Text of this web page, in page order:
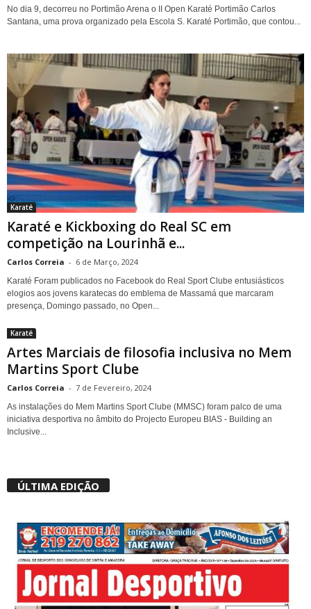
No dia 9, decorreu no Portimão Arena o II Open Karaté Portimão Carlos
Santana, uma prova organizado pela Escola S. Karaté Portimão, que contou...
Karaté
Karaté e Kickboxing do Real SC em
competição na Lourinhã e...
Carlos Correia - 6 de Março, 2024
Karaté Foram publicados no Facebook do Real Sport Clube entusiásticos
elogios aos jovens karatecas do emblema de Massamá que marcaram
presença, Domingo passado, no Open...
Karaté
Artes Marciais de filosofia inclusiva no Mem
Martins Sport Clube
Carlos Correia - 7 de Fevereiro, 2024
As instalações do Mem Martins Sport Clube (MMSC) foram palco de uma
iniciativa desportiva no âmbito do Projecto Europeu BIAS - Building an
Inclusive...
ÚLTIMA EDIÇÃO